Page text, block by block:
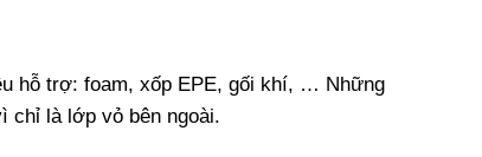
hỗ trợ: foam, xốp EPE, gối khí, … Những
chỉ là lớp vỏ bên ngoài.